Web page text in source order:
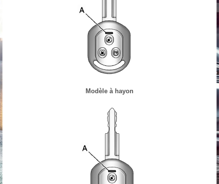
Modèle à hayon